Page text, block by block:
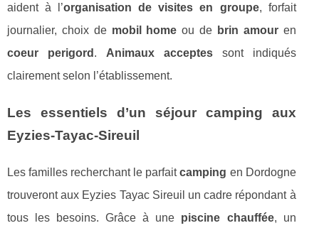
aident à l’organisation de visites en groupe, forfait
journalier, choix de mobil home ou de brin amouren
coeur perigord . Animaux acceptessont indiqués
clairement selon l’établissement.
Les essentiels d’un séjour camping aux
Eyzies-Tayac-Sireuil
Les familles recherchant le parfaitcamping en Dordogne
trouveront aux Eyzies Tayac Sireuil un cadre répondant à
tous les besoins. Grâce à une piscine chauffée, un